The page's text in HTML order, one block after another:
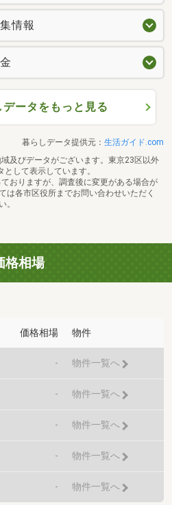
情報
データをもっと見る
暮らしデータ提供元： 生活ガイド.com
及びデータがございます。東京23区以外
して表示しています。
おりますが、調査後に変更がある場合が
は各市区役所までお問い合わせいただく
。
格相場
価格相場 物件
- 物件一覧へ
- 物件一覧へ
- 物件一覧へ
- 物件一覧へ
- 物件一覧へ